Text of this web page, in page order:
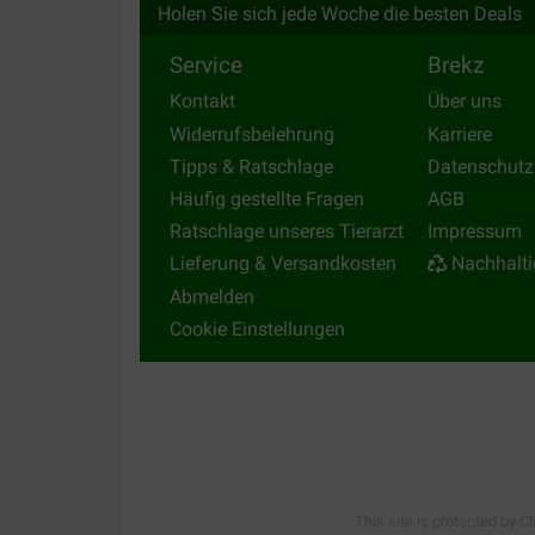
Holen Sie sich jede Woche die besten Deals
Service
Kontakt
Widerrufsbelehrung
Tipps & Ratschlage
Häufig gestellte Fragen
Ratschlage unseres Tierarzt
Lieferung & Versandkosten
Abmelden
Cookie Einstellungen
Brekz
Über uns
Karriere
Datenschutz
AGB
Impressum